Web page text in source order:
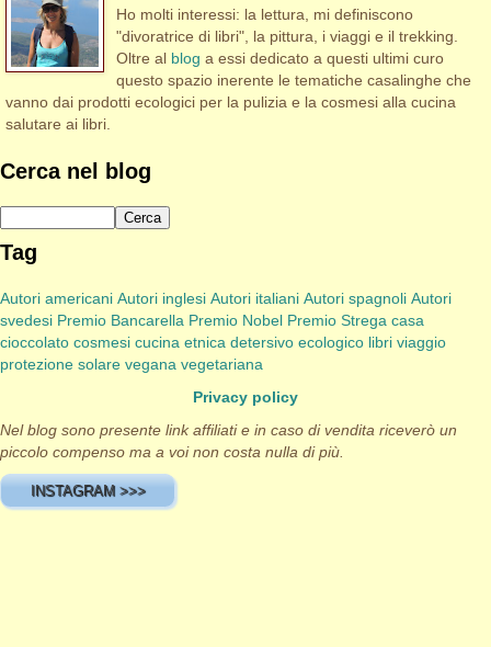
Ho molti interessi: la lettura, mi definiscono
"divoratrice di libri", la pittura, i viaggi e il trekking.
Oltre al blog a essi dedicato a questi ultimi curo
questo spazio inerente le tematiche casalinghe che
vanno dai prodotti ecologici per la pulizia e la cosmesi alla cucina
salutare ai libri.
Cerca nel blog
Tag
Autori americani Autori inglesi Autori italiani Autori spagnoli Autori
svedesi Premio Bancarella Premio Nobel Premio Strega casa
cioccolato cosmesi cucina etnica detersivo ecologico libri viaggio
protezione solare vegana vegetariana
Privacy policy
Nel blog sono presente link affiliati e in caso di vendita riceverò un
piccolo compenso ma a voi non costa nulla di più.
INSTAGRAM >>>